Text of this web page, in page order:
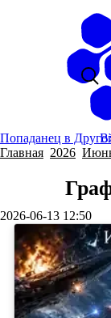
Попаданец в
Главная 2026
2026-06-13 12:50